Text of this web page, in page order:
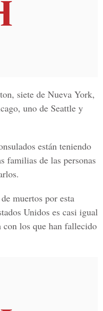
, siete de Nueva York,
, uno de Seattle y
están teniendo
familias de las personas
muertos por esta
Unidos es casi igual
los que han fallecido